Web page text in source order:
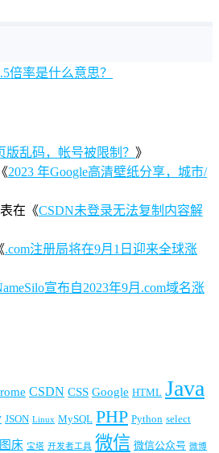
倍率是什么意思？
版乱码，帐号被限制？ 》
2023 年Google高清壁纸分享，城市/
在《CSDN未登录无法复制内容解
.com注册局将在9月1日迎来全球涨
宣布自2023年9月.com域名涨
CSDN CSS Google HTML Java
JSON Linux MySQL PHP Python select
图床 宝塔 开发者工具 微信 微信公众号 微博